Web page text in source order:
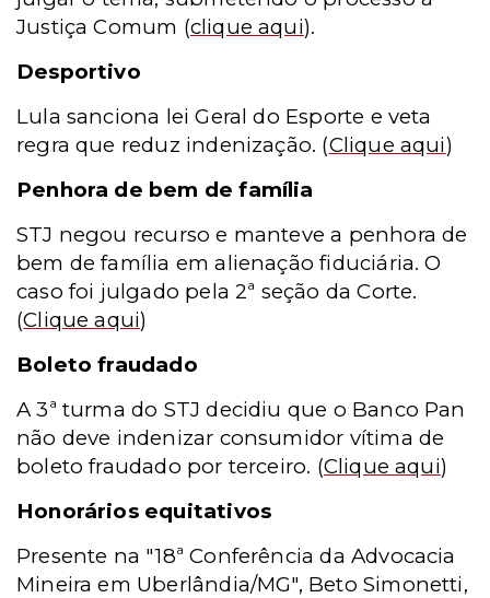
Justiça Comum (clique aqui).
Desportivo
Lula sanciona lei Geral do Esporte e veta
regra que reduz indenização. (Clique aqui)
Penhora de bem de família
STJ negou recurso e manteve a penhora de
bem de família em alienação fiduciária. O
caso foi julgado pela 2ª seção da Corte.
(Clique aqui)
Boleto fraudado
A 3ª turma do STJ decidiu que o Banco Pan
não deve indenizar consumidor vítima de
boleto fraudado por terceiro. (Clique aqui)
Honorários equitativos
Presente na "18ª Conferência da Advocacia
Mineira em Uberlândia/MG", Beto Simonetti,